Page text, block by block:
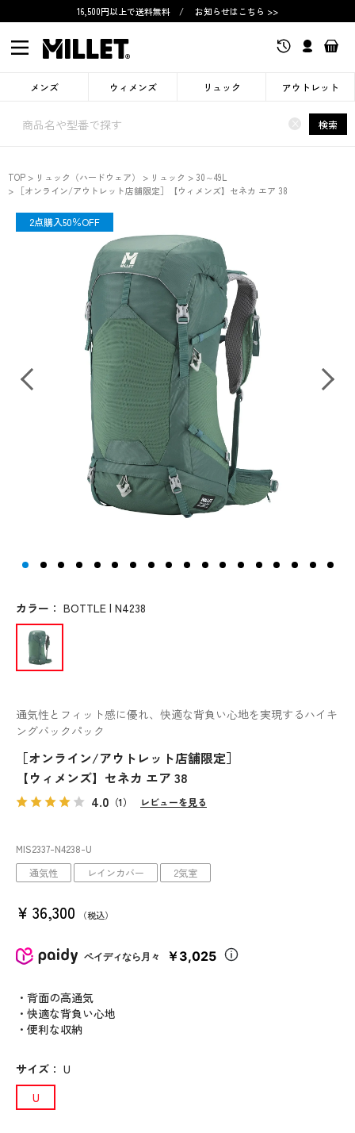
16,500円以上で送料無料 / お知らせはこちら >>
メンズ ウィメンズ リュック アウトレット
× 検索
TOP リュック（ハードウェア） リュック
30～49L
［オンライン/アウトレット店舗限定］【ウィメンズ】セネカ エア 38
通気性とフィット感に優れ、快適な背負い心地を実現するハイキ
ングバックパック
［オンライン/アウトレット店舗限定］
【ウィメンズ】セネカ エア 38
4.0 （1） レビューを見る
MIS2337-N4238-U
限定
通気性 レインカバー 2気室
2点購入50％OFF
¥ 36,300 税込
ペイディなら月々 ￥3,025
・背面の高通気
・快適な背負い心地
・便利な収納
カラー ： BOTTLE | N4238
サイズ ： U
U